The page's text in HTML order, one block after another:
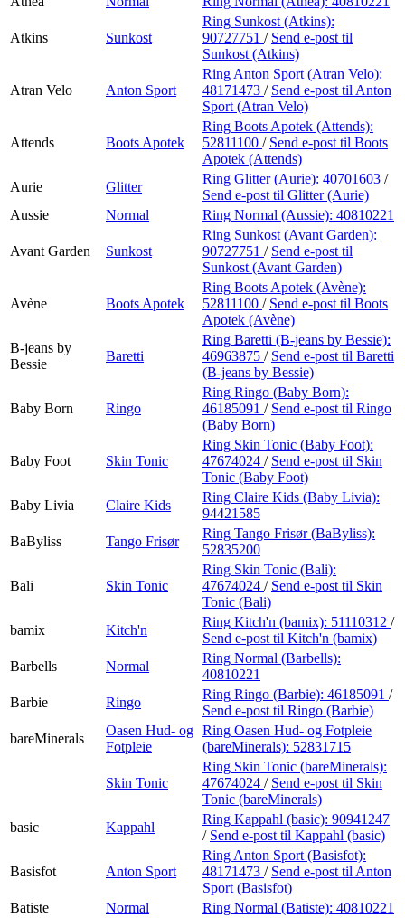
Atkins Sunkost
Ring Sunkost (Atkins):
90727751 / Send e-post til
Sunkost (Atkins)
Atran Velo Anton Sport
Ring Anton Sport (Atran Velo):
48171473 / Send e-post til Anton
Sport (Atran Velo)
Attends Boots Apotek
Ring Boots Apotek (Attends):
52811100 / Send e-post til Boots
Apotek (Attends)
Aurie
Glitter
Ring Glitter (Aurie): 40701603 /
Send e-post til Glitter (Aurie)
Aussie
Normal Ring Normal (Aussie): 40810221
Avant Garden Sunkost
Ring Sunkost (Avant Garden):
90727751 / Send e-post til
Sunkost (Avant Garden)
Avène Boots Apotek
Ring Boots Apotek (Avène):
52811100 / Send e-post til Boots
Apotek (Avène)
B-jeans by
Bessie
Baretti
Ring Baretti (B-jeans by Bessie):
46963875 / Send e-post til Baretti
(B-jeans by Bessie)
Baby Born Ringo
Ring Ringo (Baby Born):
46185091 / Send e-post til Ringo
(Baby Born)
Baby Foot Skin Tonic
Ring Skin Tonic (Baby Foot):
47674024 / Send e-post til Skin
Tonic (Baby Foot)
Baby Livia
Claire Kids
Ring Claire Kids (Baby Livia):
94421585
BaByliss
Tango Frisør
Ring Tango Frisør (BaByliss):
52835200
Bali Skin Tonic
Ring Skin Tonic (Bali):
47674024 / Send e-post til Skin
Tonic (Bali)
bamix
Kitch'n
Ring Kitch'n (bamix): 51110312 /
Send e-post til Kitch'n (bamix)
Barbells
Normal
Ring Normal (Barbells):
40810221
Barbie
Ringo
Ring Ringo (Barbie): 46185091 /
Send e-post til Ringo (Barbie)
bareMinerals
Oasen Hud- og
Fotpleie
Ring Oasen Hud- og Fotpleie
(bareMinerals): 52831715
Skin Tonic
Ring Skin Tonic (bareMinerals):
47674024 / Send e-post til Skin
Tonic (bareMinerals)
basic
Kappahl
Ring Kappahl (basic): 90941247
/ Send e-post til Kappahl (basic)
Basisfot Anton Sport
Ring Anton Sport (Basisfot):
48171473 / Send e-post til Anton
Sport (Basisfot)
Batiste
Normal Ring Normal (Batiste): 40810221